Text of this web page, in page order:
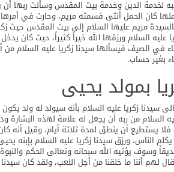
لخدمة الدين وخدمة بيت المقدس وسألت ربها
كان الحمل أنثى فسمته مريم، وحارت في أمرها
مريم عليها السلام إلى بيت المقدس حيث
عليه السلام ورزقها الله خيراً كثيراً، حيث كان
في الصيف فيسألها سيدنا زكريا عليه السلام من
بغير حساب.
بمولد يحيى
سيدنا زكريا عليه السلام بأنه سيولد له ولد
السلام من ربه أن يجعل له علامة لهذه البشارة
يستطيع أن ينطق لمدة ثلاثة أيام، وقيل أنه
يكلم الناس، ورزق سيدنا زكريا عليه السلام بإبنه
وسوف يؤتيه الله سبحانه وتعالى الحكم
لهم أننا ما خلقنا من أجل اللعب، ولقد كان